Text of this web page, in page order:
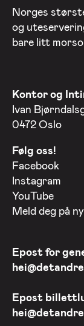
Norges
og
bare litt
Kontor og
Ivan
0472 Oslo
Følg oss!
Facebook
Instagram
YouTube
Meld deg på
Epost for
Epost